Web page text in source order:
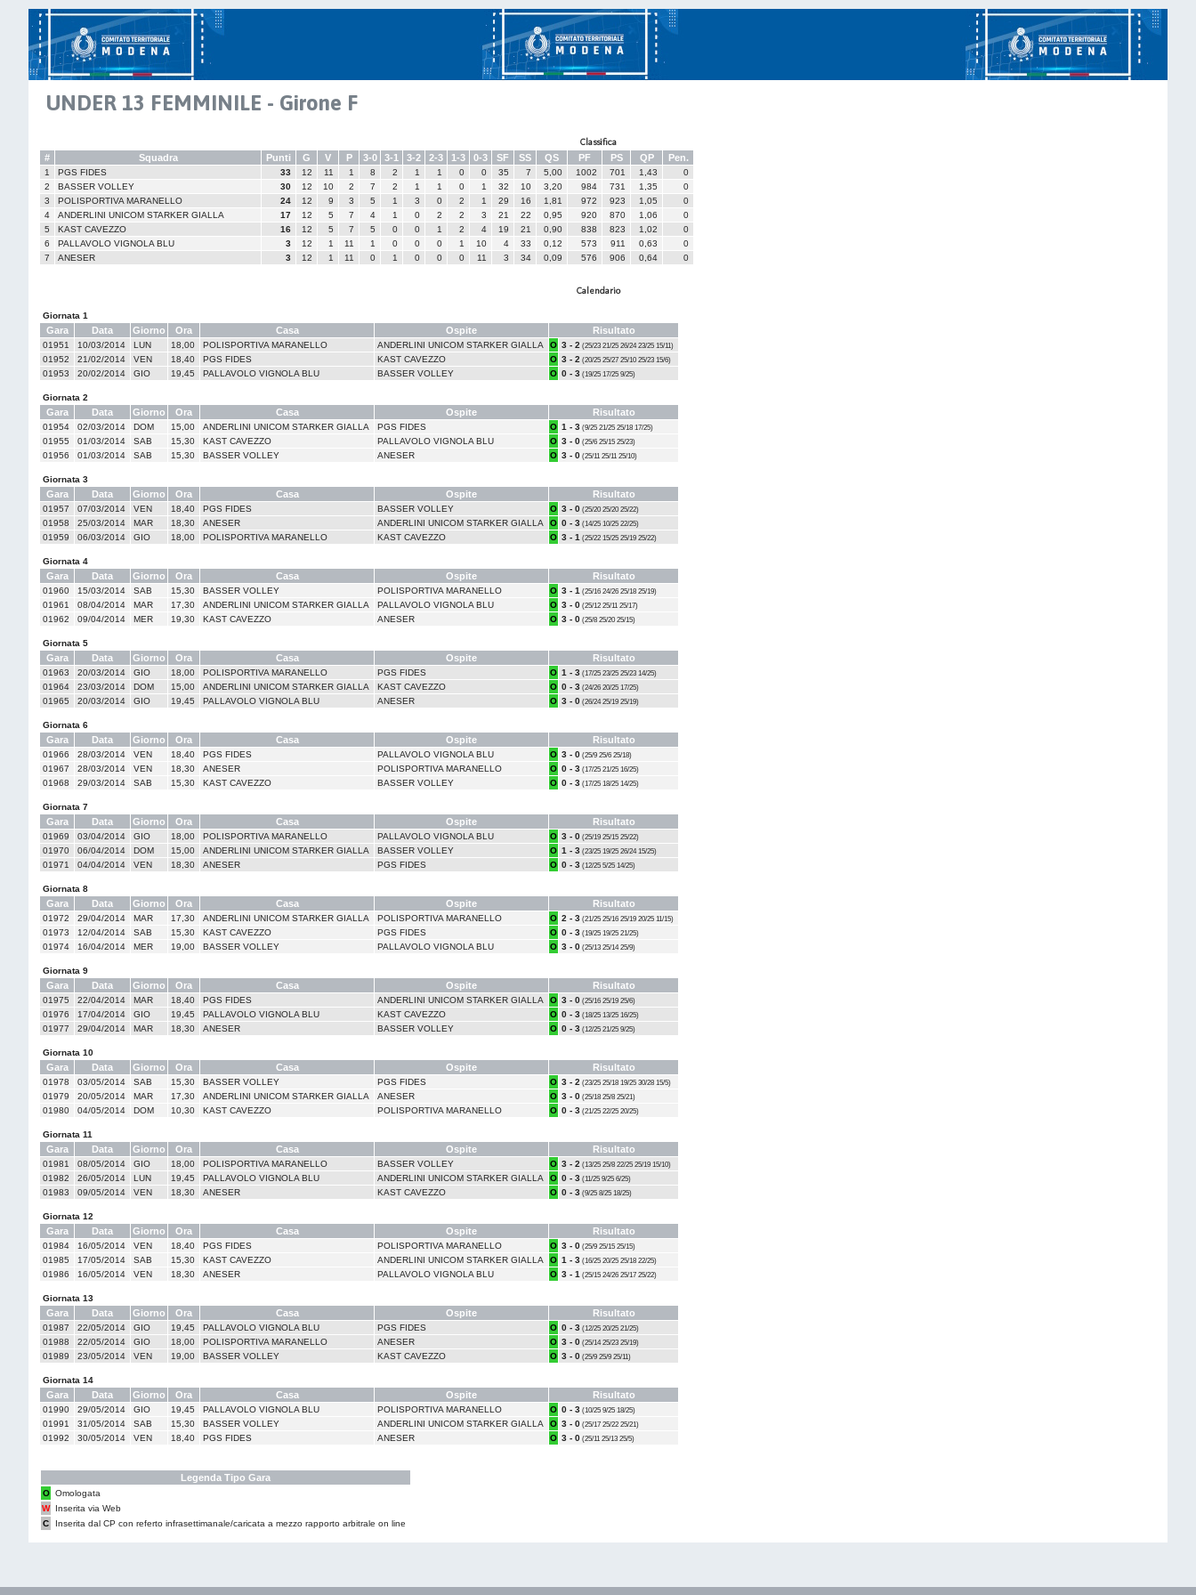
UNDER 13 FEMMINILE - Girone F
Classifica
# Squadra Punti G V P 3-0 3-1 3-2 2-3 1-3 0-3 SF SS QS PF PS QP Pen.
1 PGS FIDES 33 12 11 1 8 2 1 1 0 0 35 7 5,00 1002 701 1,43
0
2
BASSER VOLLEY 30 12 10 2 7 2 1 1 0 1 32 10 3,20 984 731 1,35
0
3
POLISPORTIVA MARANELLO 24 12 9 3 5 1 3 0 2 1 29 16 1,81 972 923 1,05
0
4
ANDERLINI UNICOM STARKER GIALLA 17 12 5 7 4 1 0 2 2 3 21 22 0,95 920 870 1,06
0
5
KAST CAVEZZO 16 12 5 7 5 0 0 1 2 4 19 21 0,90 838 823 1,02
0
6
PALLAVOLO VIGNOLA BLU 3 12 1 11 1 0 0 0 1 10 4 33 0,12 573 911 0,63
0
7
ANESER 3 12 1 11 0 1 0 0 0 11 3 34 0,09 576 906 0,64 0
Calendario
Giornata 1
Gara Data Giorno Ora Casa Ospite Risultato
01951 10/03/2014 LUN 18,00 POLISPORTIVA MARANELLO ANDERLINI UNICOM STARKER GIALLA O 3 - 2 (25/23 21/25 26/24 23/25 15/11)
01952 21/02/2014 VEN 18,40 PGS FIDES KAST CAVEZZO O 3 - 2 (20/25 25/27 25/10 25/23 15/6)
01953 20/02/2014 GIO 19,45 PALLAVOLO VIGNOLA BLU BASSER VOLLEY O 0 - 3 (19/25 17/25 9/25)
Giornata 2
Gara Data Giorno Ora Casa Ospite Risultato
01954 02/03/2014 DOM 15,00 ANDERLINI UNICOM STARKER GIALLA PGS FIDES O 1 - 3 (9/25 21/25 25/18 17/25)
01955 01/03/2014 SAB 15,30 KAST CAVEZZO PALLAVOLO VIGNOLA BLU O 3 - 0 (25/6 25/15 25/23)
01956 01/03/2014 SAB 15,30 BASSER VOLLEY ANESER O 3 - 0 (25/11 25/11 25/10)
Giornata 3
Gara Data Giorno Ora Casa Ospite Risultato
01957 07/03/2014 VEN 18,40 PGS FIDES BASSER VOLLEY O 3 - 0 (25/20 25/20 25/22)
01958 25/03/2014 MAR 18,30 ANESER ANDERLINI UNICOM STARKER GIALLA O 0 - 3 (14/25 10/25 22/25)
01959 06/03/2014 GIO 18,00 POLISPORTIVA MARANELLO KAST CAVEZZO O 3 - 1 (25/22 15/25 25/19 25/22)
Giornata 4
Gara Data Giorno Ora Casa Ospite Risultato
01960 15/03/2014 SAB 15,30 BASSER VOLLEY POLISPORTIVA MARANELLO O 3 - 1 (25/16 24/26 25/18 25/19)
01961 08/04/2014 MAR 17,30 ANDERLINI UNICOM STARKER GIALLA PALLAVOLO VIGNOLA BLU O 3 - 0 (25/12 25/11 25/17)
01962 09/04/2014 MER 19,30 KAST CAVEZZO ANESER O 3 - 0 (25/8 25/20 25/15)
Giornata 5
Gara Data Giorno Ora Casa Ospite Risultato
01963 20/03/2014 GIO 18,00 POLISPORTIVA MARANELLO PGS FIDES O 1 - 3 (17/25 23/25 25/23 14/25)
01964 23/03/2014 DOM 15,00 ANDERLINI UNICOM STARKER GIALLA KAST CAVEZZO O 0 - 3 (24/26 20/25 17/25)
01965 20/03/2014 GIO 19,45 PALLAVOLO VIGNOLA BLU ANESER O 3 - 0 (26/24 25/19 25/19)
Giornata 6
Gara Data Giorno Ora Casa Ospite Risultato
01966 28/03/2014 VEN 18,40 PGS FIDES PALLAVOLO VIGNOLA BLU O 3 - 0 (25/9 25/6 25/18)
01967 28/03/2014 VEN 18,30 ANESER POLISPORTIVA MARANELLO O 0 - 3 (17/25 21/25 16/25)
01968 29/03/2014 SAB 15,30 KAST CAVEZZO BASSER VOLLEY O 0 - 3 (17/25 18/25 14/25)
Giornata 7
Gara Data Giorno Ora Casa Ospite Risultato
01969 03/04/2014 GIO 18,00 POLISPORTIVA MARANELLO PALLAVOLO VIGNOLA BLU O 3 - 0 (25/19 25/15 25/22)
01970 06/04/2014 DOM 15,00 ANDERLINI UNICOM STARKER GIALLA BASSER VOLLEY O 1 - 3 (23/25 19/25 26/24 15/25)
01971 04/04/2014 VEN 18,30 ANESER PGS FIDES O 0 - 3 (12/25 5/25 14/25)
Giornata 8
Gara Data Giorno Ora Casa Ospite Risultato
01972 29/04/2014 MAR 17,30 ANDERLINI UNICOM STARKER GIALLA POLISPORTIVA MARANELLO O 2 - 3 (21/25 25/16 25/19 20/25 11/15)
01973 12/04/2014 SAB 15,30 KAST CAVEZZO PGS FIDES O 0 - 3 (19/25 19/25 21/25)
01974 16/04/2014 MER 19,00 BASSER VOLLEY PALLAVOLO VIGNOLA BLU O 3 - 0 (25/13 25/14 25/9)
Giornata 9
Gara Data Giorno Ora Casa Ospite Risultato
01975 22/04/2014 MAR 18,40 PGS FIDES ANDERLINI UNICOM STARKER GIALLA O 3 - 0 (25/16 25/19 25/6)
01976 17/04/2014 GIO 19,45 PALLAVOLO VIGNOLA BLU KAST CAVEZZO O 0 - 3 (18/25 13/25 16/25)
01977 29/04/2014 MAR 18,30 ANESER BASSER VOLLEY O 0 - 3 (12/25 21/25 9/25)
Giornata 10
Gara Data Giorno Ora Casa Ospite Risultato
01978 03/05/2014 SAB 15,30 BASSER VOLLEY PGS FIDES O 3 - 2 (23/25 25/18 19/25 30/28 15/5)
01979 20/05/2014 MAR 17,30 ANDERLINI UNICOM STARKER GIALLA ANESER O 3 - 0 (25/18 25/8 25/21)
01980 04/05/2014 DOM 10,30 KAST CAVEZZO POLISPORTIVA MARANELLO O 0 - 3 (21/25 22/25 20/25)
Giornata 11
Gara Data Giorno Ora Casa Ospite Risultato
01981 08/05/2014 GIO 18,00 POLISPORTIVA MARANELLO BASSER VOLLEY O 3 - 2 (13/25 25/8 22/25 25/19 15/10)
01982 26/05/2014 LUN 19,45 PALLAVOLO VIGNOLA BLU ANDERLINI UNICOM STARKER GIALLA O 0 - 3 (11/25 9/25 6/25)
01983 09/05/2014 VEN 18,30 ANESER KAST CAVEZZO O 0 - 3 (9/25 8/25 18/25)
Giornata 12
Gara Data Giorno Ora Casa Ospite Risultato
01984 16/05/2014 VEN 18,40 PGS FIDES POLISPORTIVA MARANELLO O 3 - 0 (25/9 25/15 25/15)
01985 17/05/2014 SAB 15,30 KAST CAVEZZO ANDERLINI UNICOM STARKER GIALLA O 1 - 3 (16/25 20/25 25/18 22/25)
01986 16/05/2014 VEN 18,30 ANESER PALLAVOLO VIGNOLA BLU O 3 - 1 (25/15 24/26 25/17 25/22)
Giornata 13
Gara Data Giorno Ora Casa Ospite Risultato
01987 22/05/2014 GIO 19,45 PALLAVOLO VIGNOLA BLU PGS FIDES O 0 - 3 (12/25 20/25 21/25)
01988 22/05/2014 GIO 18,00 POLISPORTIVA MARANELLO ANESER O 3 - 0 (25/14 25/23 25/19)
01989 23/05/2014 VEN 19,00 BASSER VOLLEY KAST CAVEZZO O 3 - 0 (25/9 25/9 25/11)
Giornata 14
Gara Data Giorno Ora Casa Ospite Risultato
01990 29/05/2014 GIO 19,45 PALLAVOLO VIGNOLA BLU POLISPORTIVA MARANELLO O 0 - 3 (10/25 9/25 18/25)
01991 31/05/2014 SAB 15,30 BASSER VOLLEY ANDERLINI UNICOM STARKER GIALLA O 3 - 0 (25/17 25/22 25/21)
01992 30/05/2014 VEN 18,40 PGS FIDES ANESER O 3 - 0 (25/11 25/13 25/5)
Legenda Tipo Gara
O Omologata
W
Inserita via Web
C
Inserita dal CP con referto infrasettimanale/caricata a mezzo rapporto arbitrale on line